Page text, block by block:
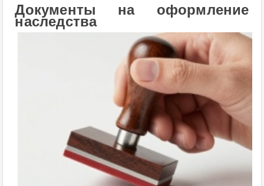
Документы на оформление
наследства